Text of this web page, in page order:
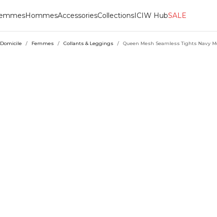
HommesAccessoriesCollectionsICIW HubSALE
Domicile / Femmes / Collants & Leggings / Queen Mesh Seamless Tights Navy